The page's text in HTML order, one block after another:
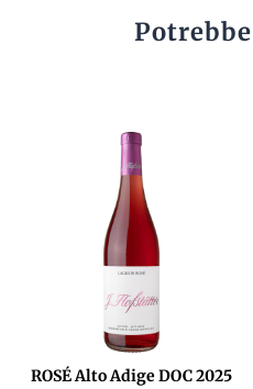
ROSÉ Alto Adige DOC 2025